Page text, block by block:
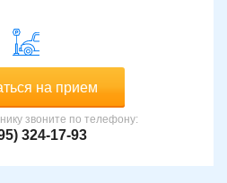
на прием
звоните по телефону:
324-17-93